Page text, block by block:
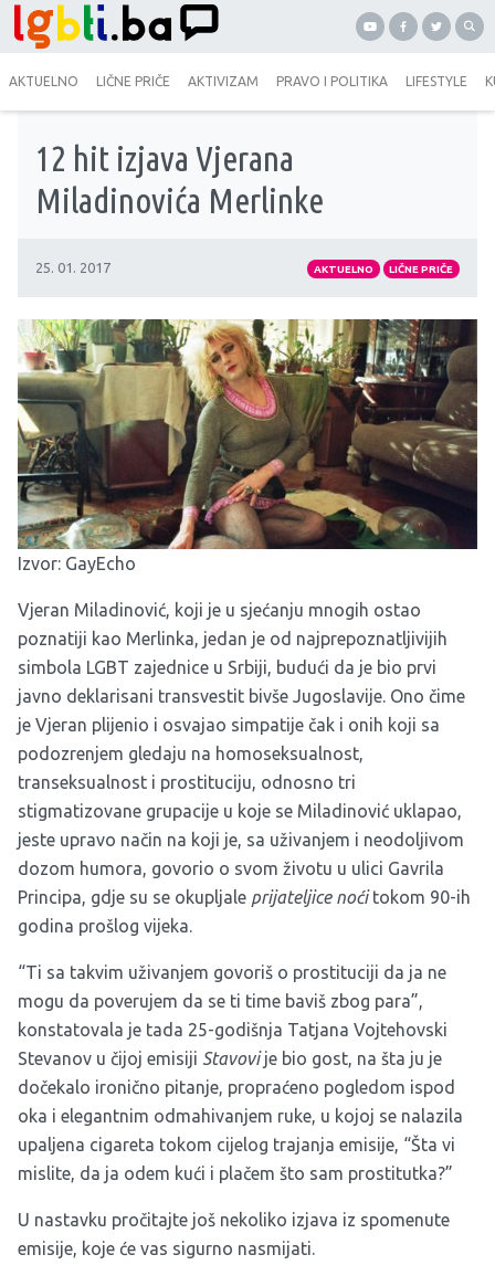
AKTUELNO LIČNE PRIČE AKTIVIZAM PRAVO I POLITIKA LIFESTYLE
12 hit izjava Vjerana
Miladinovića Merlinke
25. 01. 2017 AKTUELNO LIČNE PRIČE
Izvor: GayEcho
Vjeran Miladinović, koji je u sjećanju mnogih ostao
poznatiji kao Merlinka, jedan je od najprepoznatljivijih
simbola LGBT zajednice u Srbiji, budući da je bio prvi
javno deklarisani transvestit bivše Jugoslavije. Ono čime
je Vjeran plijenio i osvajao simpatije čak i onih koji sa
podozrenjem gledaju na homoseksualnost,
transeksualnost i prostituciju, odnosno tri
stigmatizovane grupacije u koje se Miladinović uklapao,
jeste upravo način na koji je, sa uživanjem i neodoljivom
dozom humora, govorio o svom životu u ulici Gavrila
Principa, gdje su se okupljale prijateljice noćitokom 90-ih
godina prošlog vijeka.
“Ti sa takvim uživanjem govoriš o prostituciji da ja ne
mogu da poverujem da se ti time baviš zbog para”,
konstatovala je tada 25-godišnja Tatjana Vojtehovski
Stevanov u čijoj emisiji Stavovije bio gost, na šta ju je
dočekalo ironično pitanje, propraćeno pogledom ispod
oka i elegantnim odmahivanjem ruke, u kojoj se nalazila
upaljena cigareta tokom cijelog trajanja emisije, “Šta vi
mislite, da ja odem kući i plačem što sam prostitutka?”
U nastavku pročitajte još nekoliko izjava iz spomenute
emisije, koje će vas sigurno nasmijati.